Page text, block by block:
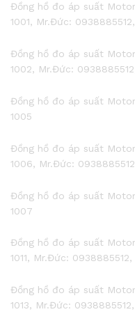
Đồng hồ đo áp suất
1001, Mr.Đức:
Đồng hồ đo áp suất
1002, Mr.Đức:
Đồng hồ đo áp suất
1005
Đồng hồ đo áp suất
1006, Mr.Đức:
Đồng hồ đo áp suất
1007
Đồng hồ đo áp suất
1011, Mr.Đức:
Đồng hồ đo áp suất
1013, Mr.Đức: